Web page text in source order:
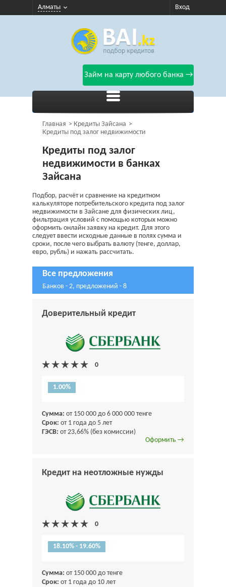
Алматы Вход
Займ на карту любого банка →
Главная
Кредиты Зайсана
Кредиты под залог недвижимости
Кредиты под залог
недвижимости в банках
Зайсана
Подбор, расчёт и сравнение на кредитном
калькуляторе потребительского кредита под залог
недвижимости в Зайсане для физических лиц,
фильтрация условий с помощью которых можно
оформить онлайн заявку на кредит. Для этого
следует ввести исходные данные в полях сумма и
сроки, после чего выбрать валюту (тенге, доллар,
евро, рубль) и нажать рассчитать.
Все предложения
Банков - 2, предложений - 8
Доверительный кредит
1.00%
Сумма: от 150 000 до 6 000 000 тенге
Срок: от 1 года до 5 лет
ГЭСВ: от 23,66% (без комиссии)
Оформить →
Кредит на неотложные нужды
18.10% - 19.60%
Сумма: от 150 000 до тенге
Срок: от 1 года до 10 лет